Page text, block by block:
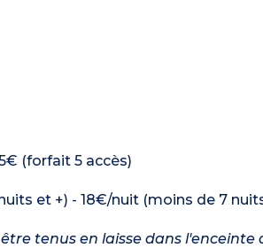
(forfait 5 accès)
et +) - 18€/nuit (moins de 7
tenus en laisse dans l'enceinte